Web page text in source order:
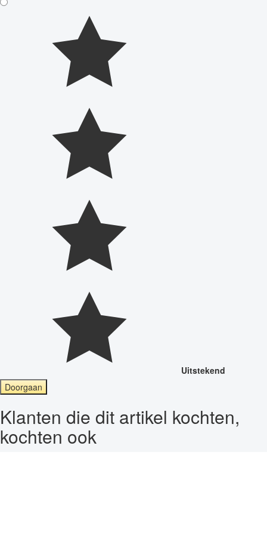
Uitstekend
Doorgaan
Klanten die dit artikel kochten,
kochten ook